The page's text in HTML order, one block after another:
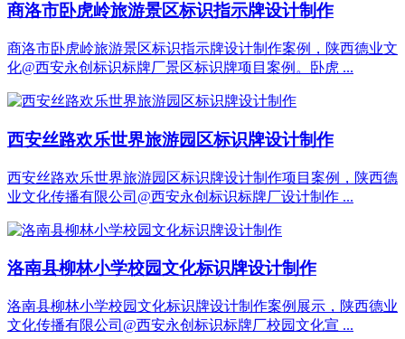
商洛市卧虎岭旅游景区标识指示牌设计制作
商洛市卧虎岭旅游景区标识指示牌设计制作案例，陕西德业文
化@西安永创标识标牌厂景区标识牌项目案例。卧虎 ...
西安丝路欢乐世界旅游园区标识牌设计制作
西安丝路欢乐世界旅游园区标识牌设计制作项目案例，陕西德
业文化传播有限公司@西安永创标识标牌厂设计制作 ...
洛南县柳林小学校园文化标识牌设计制作
洛南县柳林小学校园文化标识牌设计制作案例展示，陕西德业
文化传播有限公司@西安永创标识标牌厂校园文化宣 ...